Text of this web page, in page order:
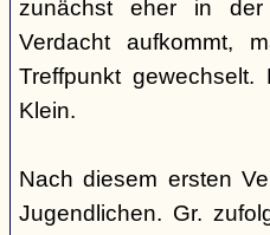
zunächst eher in der
Verdacht aufkommt,
Treffpunkt
Klein.
Nach diesem ersten
Jugendlichen. Gr.